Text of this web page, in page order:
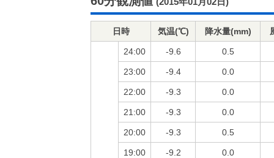
日時 気温(℃) 降水量(mm)
24:00 -9.6 0.5
23:00 -9.4 0.0
22:00 -9.3 0.0
21:00 -9.3 0.0
20:00 -9.3 0.5
19:00 -9.2 0.0